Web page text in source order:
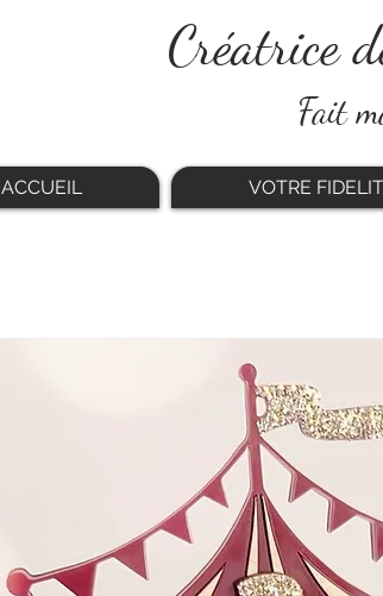
Créatrice
Fait
ACCUEIL VOTRE